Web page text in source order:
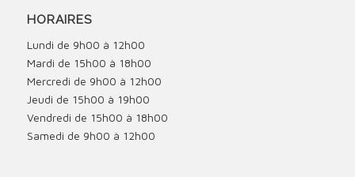
HORAIRES
Lundi de 9h00 à 12h00
Mardi de 15h00 à 18h00
Mercredi de 9h00 à 12h00
Jeudi de 15h00 à 19h00
Vendredi de 15h00 à 18h00
Samedi de 9h00 à 12h00